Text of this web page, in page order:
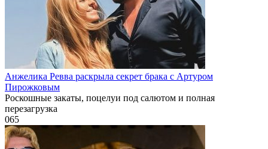
Анжелика Ревва раскрыла секрет брака с Артуром
Пирожковым
Роскошные закаты, поцелуи под салютом и полная
перезагрузка
065